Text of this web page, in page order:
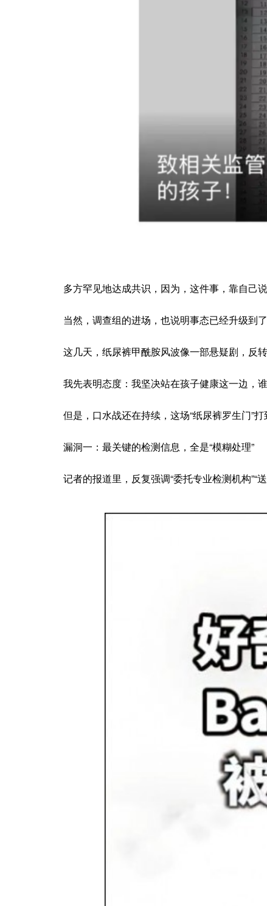
多方罕见地达成共识，因为，这件事，靠自己说
当然，调查组的进场，也说明事态已经升级到
这几天，纸尿裤甲酰胺风波像一部悬疑剧，反
我先表明态度：我坚决站在孩子健康这一边，
但是，口水战还在持续，这场“纸尿裤罗生门”
漏洞一：最关键的检测信息，全是“模糊处理”
记者的报道里，反复强调“委托专业检测机构”“